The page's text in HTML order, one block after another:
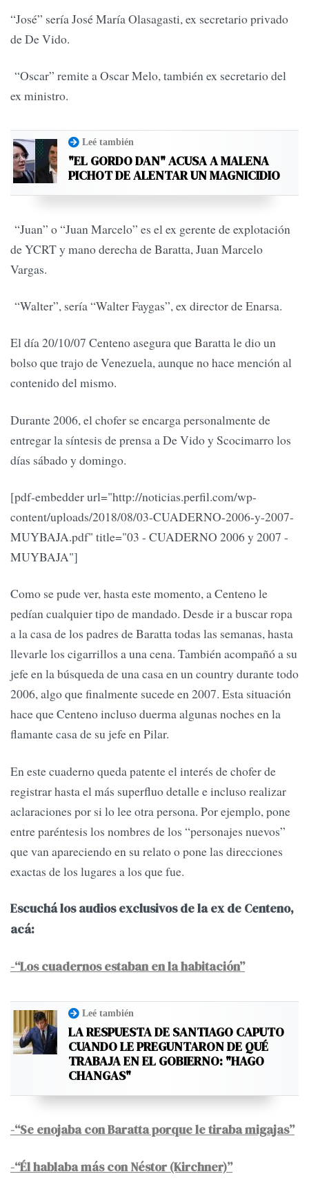
“José” sería José María Olasagasti, ex secretario privado
de De Vido.
“Oscar” remite a Oscar Melo, también ex secretario del
ex ministro.
Leé también
"EL GORDO DAN" ACUSA A MALENA
PICHOT DE ALENTAR UN MAGNICIDIO
“Juan” o “Juan Marcelo” es el ex gerente de explotación
de YCRT y mano derecha de Baratta, Juan Marcelo
Vargas.
“Walter”, sería “Walter Faygas”, ex director de Enarsa.
El día 20/10/07 Centeno asegura que Baratta le dio un
bolso que trajo de Venezuela, aunque no hace mención al
contenido del mismo.
Durante 2006, el chofer se encarga personalmente de
entregar la síntesis de prensa a De Vido y Scocimarro los
días sábado y domingo.
[pdf-embedder url="http://noticias.perfil.com/wp-
content/uploads/2018/08/03-CUADERNO-2006-y-2007-
MUYBAJA.pdf" title="03 - CUADERNO 2006 y 2007 -
MUYBAJA"]
Como se pude ver, hasta este momento, a Centeno le
pedían cualquier tipo de mandado. Desde ir a buscar ropa
a la casa de los padres de Baratta todas las semanas, hasta
llevarle los cigarrillos a una cena. También acompañó a su
jefe en la búsqueda de una casa en un country durante todo
2006, algo que finalmente sucede en 2007. Esta situación
hace que Centeno incluso duerma algunas noches en la
flamante casa de su jefe en Pilar.
En este cuaderno queda patente el interés de chofer de
registrar hasta el más superfluo detalle e incluso realizar
aclaraciones por si lo lee otra persona. Por ejemplo, pone
entre paréntesis los nombres de los “personajes nuevos”
que van apareciendo en su relato o pone las direcciones
exactas de los lugares a los que fue.
Escuchá los audios exclusivos de la ex de Centeno,
acá:
-“Los cuadernos estaban en la habitación”
Leé también
LA RESPUESTA DE SANTIAGO CAPUTO
CUANDO LE PREGUNTARON DE QUÉ
TRABAJA EN EL GOBIERNO: "HAGO
CHANGAS"
-“Se enojaba con Baratta porque le tiraba migajas”
-“Él hablaba más con Néstor (Kirchner)”